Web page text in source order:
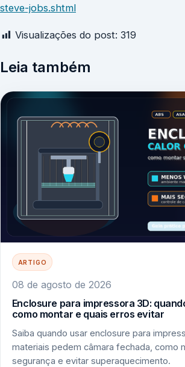
steve-jobs.shtml
Visualizações do post: 319
Leia também
ARTIGO
08 de agosto de 2026
Enclosure para impressora 3D:
como montar e quais erros evitar
Saiba quando usar enclosure para
materiais pedem câmara fechada, como
segurança e evitar superaquecimento.